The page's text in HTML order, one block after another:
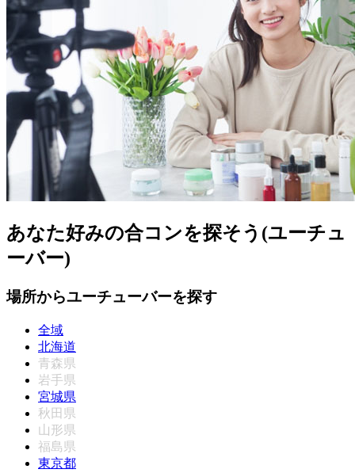
あなた好みの合コンを探そう(ユーチュ
ーバー)
場所からユーチューバーを探す
全域
北海道
青森県
岩手県
宮城県
秋田県
山形県
福島県
東京都